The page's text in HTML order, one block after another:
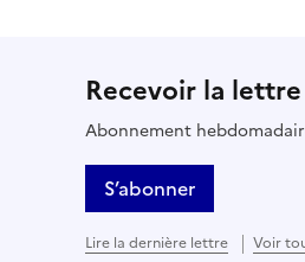
Recevoir la
Abonnement
S’abonner
Lire la dernière lettre Voir